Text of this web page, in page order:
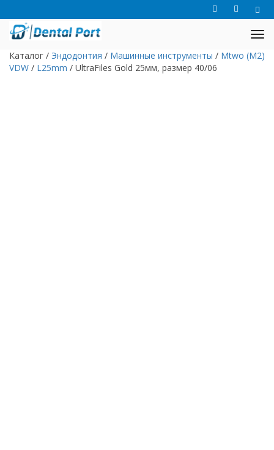
Каталог / Эндодонтия / Машинные инструменты / Mtwo (M2)
VDW / L25mm / UltraFiles Gold 25мм, размер 40/06